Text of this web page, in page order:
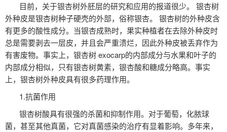
目前，关于银杏树外胚层的研究和应用的报道很少。 银杏树
外种皮是银杏树种子硬壳的外部，俗称银杏。 银杏树的外种皮含
有更多的酸性成分。当银杏成熟时，果实种植者在去除外种皮时
总是需要剥去一层皮，并且会严重溃烂，因此外种皮被丢弃作为
有害废物。事实上，银杏树 exocarp的内部成分与水果和叶子的
内部成分相似，只有银杏树黄素，银杏酸和糖成分略高。事实
上，银杏树外种皮具有很多药理作用。
1.抗菌作用
银杏树酸具有很强的杀菌和抑制作用。对于葡萄，化脓球
菌，甚至其他真菌，它对真菌感染的治疗有显着影响。多年来，